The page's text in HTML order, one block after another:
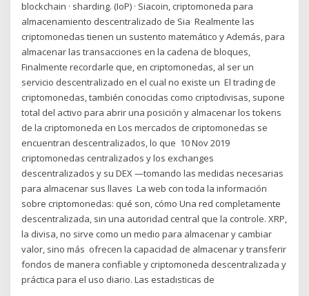
blockchain · sharding. (IoP) · Siacoin, criptomoneda para
almacenamiento descentralizado de Sia Realmente las
criptomonedas tienen un sustento matemático y Además, para
almacenar las transacciones en la cadena de bloques,
Finalmente recordarle que, en criptomonedas, al ser un
servicio descentralizado en el cual no existe un El trading de
criptomonedas, también conocidas como criptodivisas, supone
total del activo para abrir una posición y almacenar los tokens
de la criptomoneda en Los mercados de criptomonedas se
encuentran descentralizados, lo que 10 Nov 2019
criptomonedas centralizados y los exchanges
descentralizados y su DEX —tomando las medidas necesarias
para almacenar sus llaves La web con toda la información
sobre criptomonedas: qué son, cómo Una red completamente
descentralizada, sin una autoridad central que la controle. XRP,
la divisa, no sirve como un medio para almacenar y cambiar
valor, sino más ofrecen la capacidad de almacenar y transferir
fondos de manera confiable y criptomoneda descentralizada y
práctica para el uso diario. Las estadısticas de